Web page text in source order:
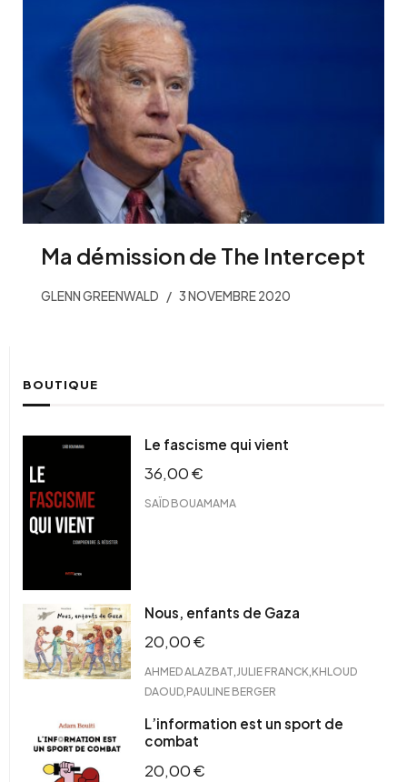
Ma démission de The Intercept
GLENN GREENWALD 3 NOVEMBRE 2020
BOUTIQUE
Le fascisme qui vient
36,00€
SAÏD BOUAMAMA
Nous, enfants de Gaza
20,00€
AHMED ALAZBAT JULIE FRANCK KHLOUD
DAOUD PAULINE BERGER
L’information est un sport de
combat
20,00€